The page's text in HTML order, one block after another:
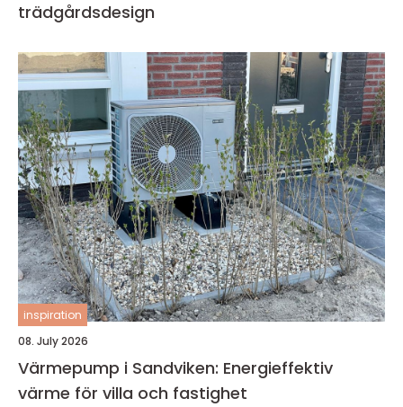
trädgårdsdesign
inspiration
08. July 2026
Värmepump i Sandviken: Energieffektiv
värme för villa och fastighet